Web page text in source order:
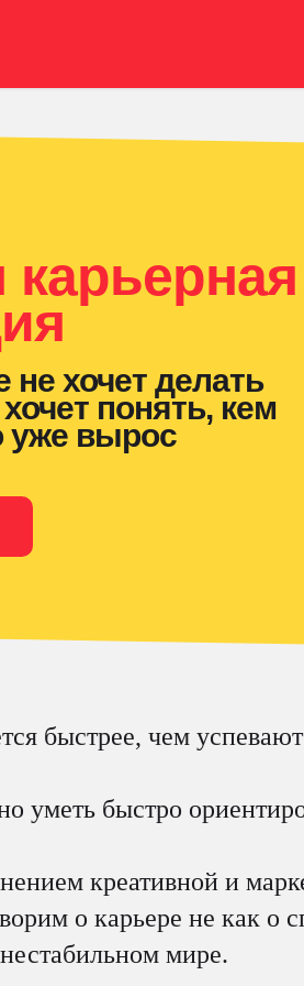
карьерная
не хочет делать
понять, кем
уже вырос
быстрее, чем
уметь быстро
креативной и
о карьере не как о
мире.